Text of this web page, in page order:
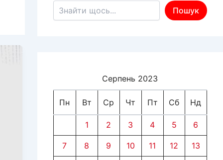
Пошук по сайту
Пошук
Серпень 2023
Пн Вт Ср Чт Пт Сб Нд
1 2 3 4 5 6
7 8 9 10 11 12 13